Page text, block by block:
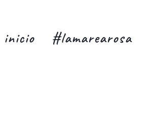
inicio #lamarearosa